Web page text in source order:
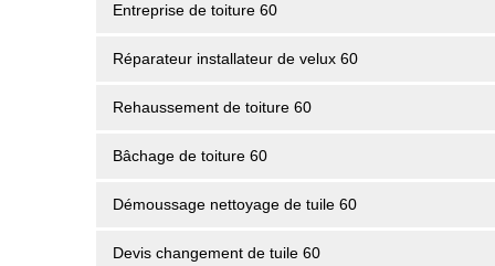
Entreprise de toiture 60
Réparateur installateur de velux 60
Rehaussement de toiture 60
Bâchage de toiture 60
Démoussage nettoyage de tuile 60
Devis changement de tuile 60